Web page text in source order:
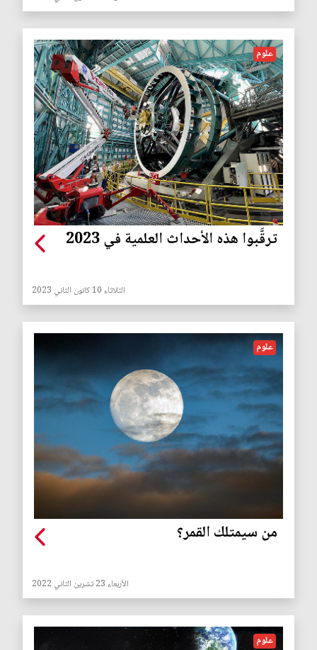
علوم
ترقَّبوا هذه الأحداث العلمية في 2023
الثلاثاء 10 كانون الثاني 2023
علوم
من سيمتلك القمر؟
الأربعاء 23 تشرين الثاني 2022
علوم